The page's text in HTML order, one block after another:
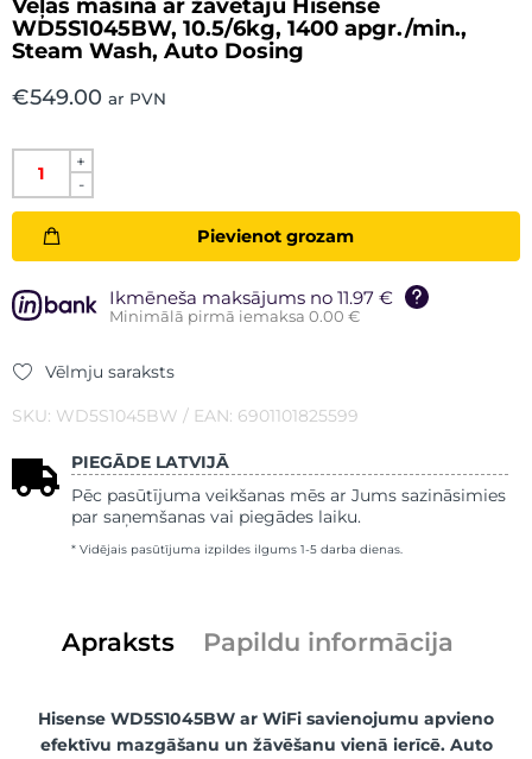
Veļas mašīna ar žāvētāju Hisense
WD5S1045BW, 10.5/6kg, 1400 apgr./min.,
Steam Wash, Auto Dosing
€549.00 ar PVN
+
-
Pievienot grozam
Ikmēneša maksājums no 11.97 €
Minimālā pirmā iemaksa 0.00 €
Vēlmju saraksts
SKU: WD5S1045BW / EAN: 6901101825599
PIEGĀDE LATVIJĀ
Pēc pasūtījuma veikšanas mēs ar Jums sazināsimies
par saņemšanas vai piegādes laiku.
* Vidējais pasūtījuma izpildes ilgums 1-5 darba dienas.
Apraksts Papildu informācija
Hisense WD5S1045BW ar WiFi savienojumu apvieno
efektīvu mazgāšanu un žāvēšanu vienā ierīcē. Auto